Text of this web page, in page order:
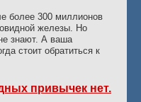
более 300 миллионов
железы. Но
знают. А ваша
стоит обратиться к
привычек нет.